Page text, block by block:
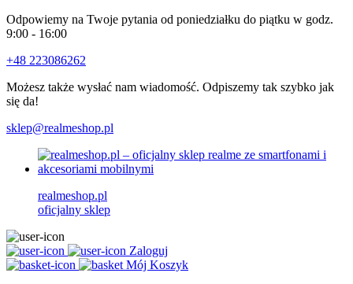
Odpowiemy na Twoje pytania od poniedziałku do piątku w godz.
9:00 - 16:00
+48 223086262
Możesz także wysłać nam wiadomość. Odpiszemy tak szybko jak
się da!
sklep@realmeshop.pl
realmeshop.pl
oficjalny sklep
Zaloguj
Mój Koszyk